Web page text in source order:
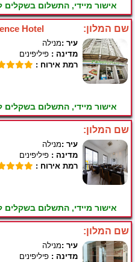
אישור מיידי, התשלום
Hotel שם המלון:
עיר :מנילה
מדינה : פיליפינים
רמת אירוח :
אישור מיידי, התשלום
שם המלון:
עיר :מנילה
מדינה : פיליפינים
רמת אירוח :
אישור מיידי, התשלום
שם המלון:
עיר :מנילה
מדינה : פיליפינים